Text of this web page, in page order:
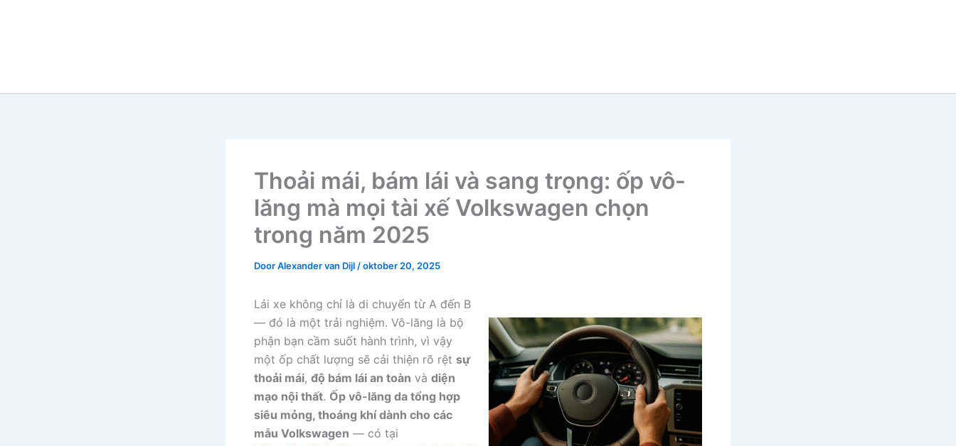
Thoải mái, bám lái và sang trọng: ốp vô-
lăng mà mọi tài xế Volkswagen chọn
trong năm 2025
DoorAlexander van Dijl /oktober 20, 2025
Lái xe không chỉ là di chuyển từ A đến B
— đó là một trải nghiệm. Vô-lăng là bộ
phận bạn cầm suốt hành trình, vì vậy
một ốp chất lượng sẽ cải thiện rõ rệt sự
thoải mái, độ bám lái an toàn và diện
mạo nội thất. Ốp vô-lăng da tổng hợp
siêu mỏng, thoáng khí dành cho các
mẫu Volkswagen — có tại